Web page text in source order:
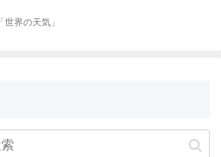
「世界の天気」